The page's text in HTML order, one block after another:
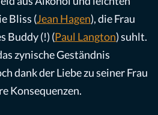
Bliss (Jean Hagen), die Frau
Buddy (!) (Paul Langton) suhlt.
zynische Geständnis
dank der Liebe zu seiner Frau
Konsequenzen.